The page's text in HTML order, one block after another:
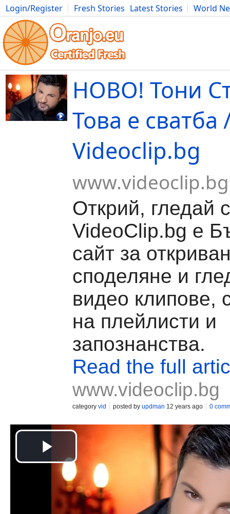
Login/Register Fresh Stories Latest Stories
World
Movies Anime Music Art Cars Advice Science
НОВО! Тони
Това е сватба
Videoclip.bg
www.videoclip.bg
Открий, гледай
VideoClip.bg е
сайт за
споделяне и
видео клипове,
на плейлисти и
запознанства.
Read the full
www.videoclip.bg
category vid posted by updman 12 years ago 0